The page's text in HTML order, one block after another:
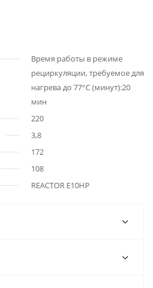
Время работы в режиме
рециркуляции, требуемое для
нагрева до 77°C (минут):20
мин
220
3,8
172
108
REACTOR E10HP